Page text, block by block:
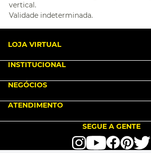
vertical.
Validade indeterminada.
LOJA VIRTUAL
TERMOS DE USO
POLÍTICA DE PRIVACIDADE
PERGUNTAS FREQUENTES
INSTITUCIONAL
BLOG
RASTREIE O SEU PEDIDO
MAPA DO SITE
NEGÓCIOS
LOVE BRANDS
SEJA REVENDEDOR
LIVELO
ATENDIMENTO
alô alô IMG
SEGUE A GENTE